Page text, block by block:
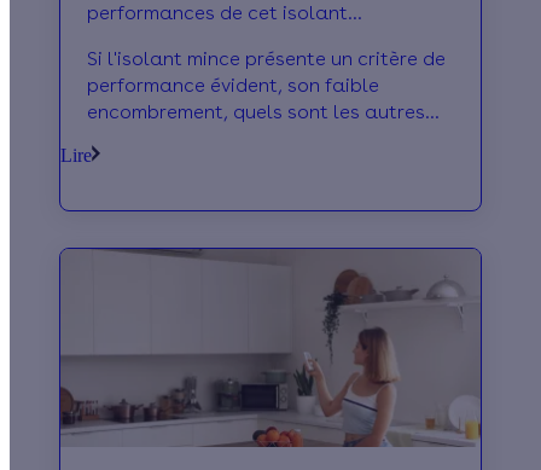
performances de cet isolant
Si l'isolant mince présente un critère de
performance évident, son faible
encombrement, quels sont les autres
quel cas l'utiliser ?
Lire